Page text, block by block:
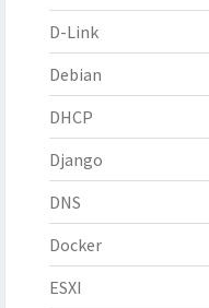
D-Link
Debian
DHCP
Django
DNS
Docker
ESXI